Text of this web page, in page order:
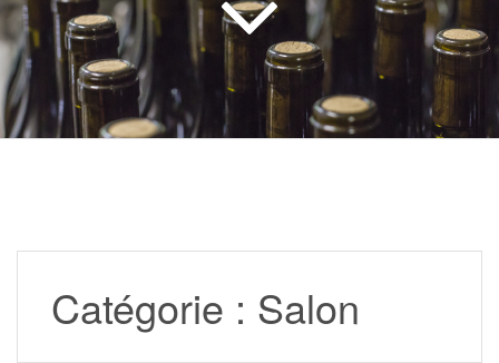
Catégorie : Salon